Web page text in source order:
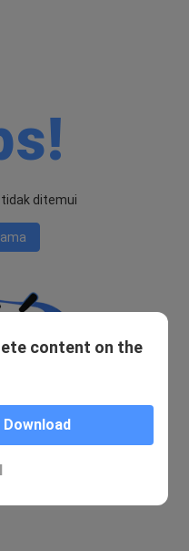
tidak ditemui
content on the
Download